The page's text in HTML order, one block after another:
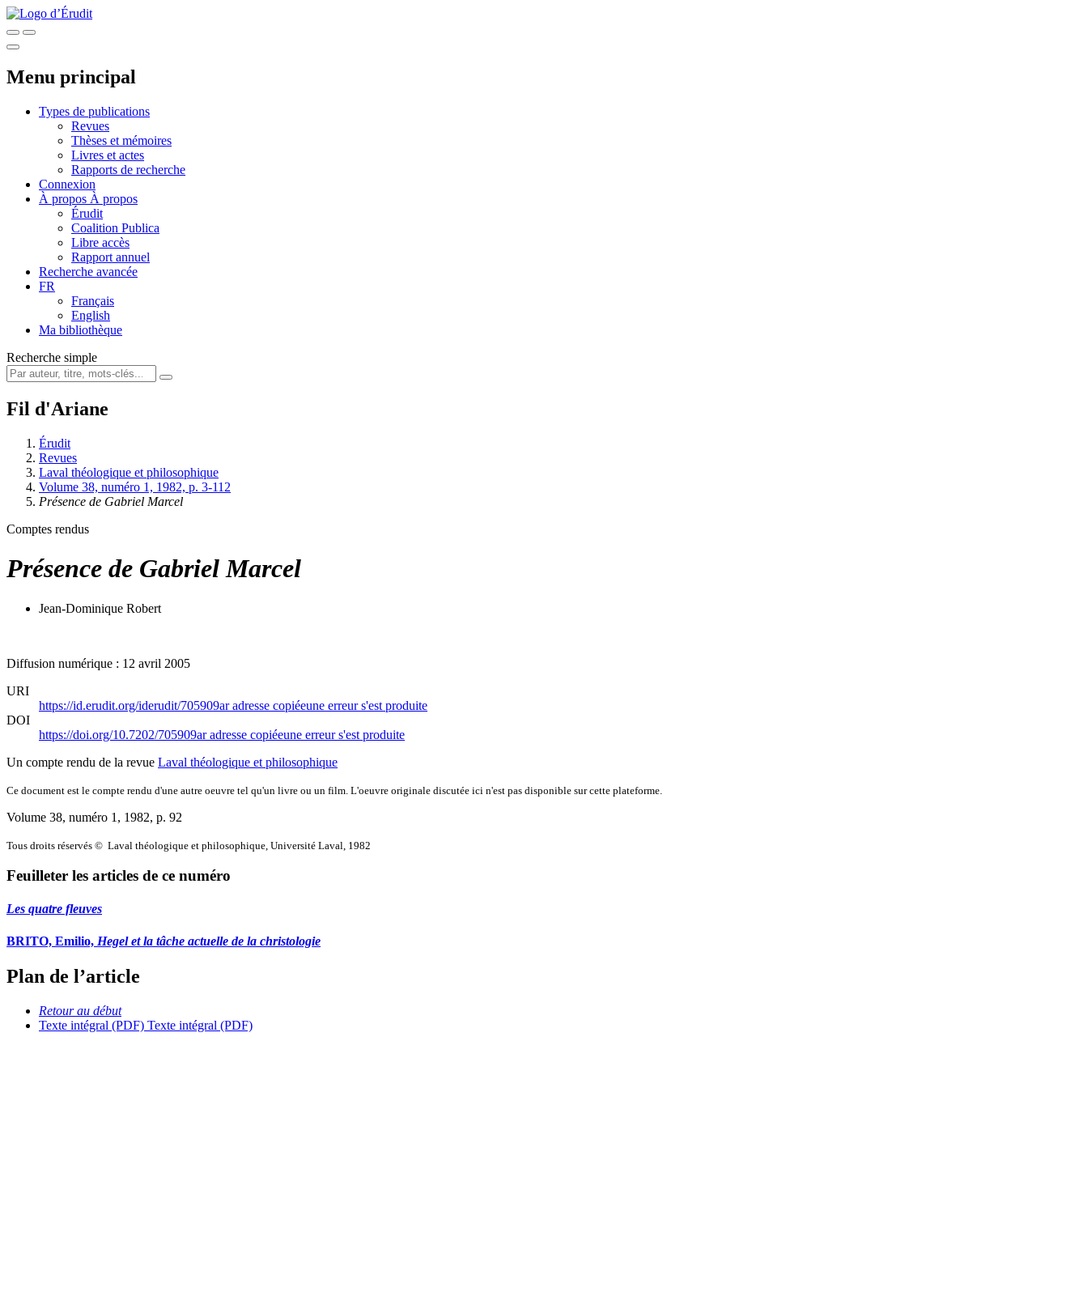
Menu principal
Types de publications
Revues
Thèses et mémoires
Livres et actes
Rapports de recherche
Connexion
À propos À propos
Érudit
Coalition Publica
Libre accès
Rapport annuel
Recherche avancée
FR
Français
English
Ma bibliothèque
Recherche simple
Fil d'Ariane
Érudit
Revues
Laval théologique et philosophique
Volume 38, numéro 1, 1982, p. 3-112
Présence de Gabriel Marcel
Comptes rendus
Présence de Gabriel Marcel
Jean-Dominique Robert
Diffusion numérique : 12 avril 2005
URI
https://id.erudit.org/iderudit/705909aradresse copiéeune erreur s'est produite
DOI
https://doi.org/10.7202/705909aradresse copiéeune erreur s'est produite
Un compte rendu de la revue Laval théologique et philosophique
Ce document est le compte rendu d'une autre oeuvre tel qu'un livre ou un film. L'oeuvre originale discutée ici n'est pas disponible sur cette plateforme.
Volume 38, numéro 1, 1982, p. 92
Tous droits réservés © Laval théologique et philosophique, Université Laval, 1982
Feuilleter les articles de ce numéro
Les quatre fleuves
BRITO, Emilio, Hegel et la tâche actuelle de la christologie
Plan de l’article
Retour au début
Texte intégral (PDF) Texte intégral (PDF)